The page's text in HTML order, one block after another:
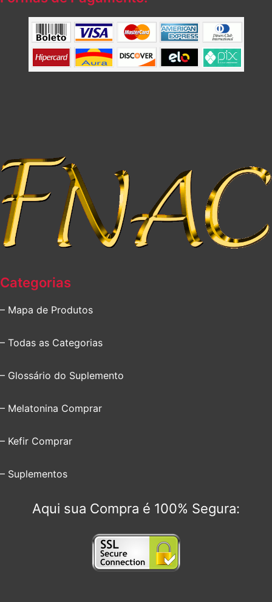
Categorias
– Mapa de Produtos
– Todas as Categorias
– Glossário do Suplemento
– Melatonina Comprar
– Kefir Comprar
– Suplementos
Aqui sua Compra é 100% Segura: